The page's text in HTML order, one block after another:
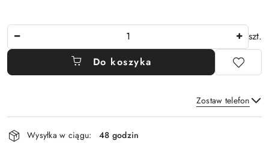
szt.
Do koszyka
Zostaw telefon
Dostępność
i
Wysyłka w ciągu:
48 godzin